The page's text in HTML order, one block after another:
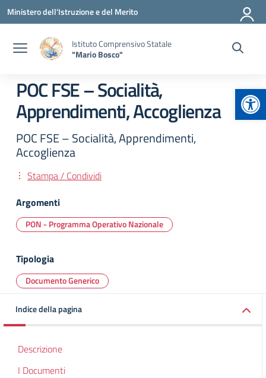
Vai ai contenuti
Vai al menu di navigazione
Vai al footer
Ministero dell'Istruzione e del Merito
Istituto Comprensivo Statale
"Mario Bosco"
POC FSE – Socialità,
Apprendimenti, Accoglienza
POC FSE – Socialità, Apprendimenti,
Accoglienza
Stampa / Condividi
Argomenti
PON - Programma Operativo Nazionale
Tipologia
Documento Generico
Indice della pagina
Descrizione
I Documenti